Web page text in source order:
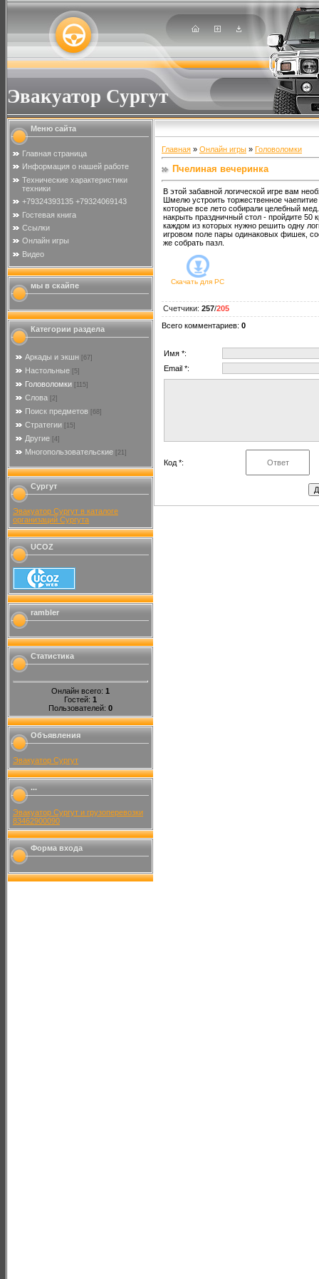
Эвакуатор Сургут
Меню сайта
Главная страница
Информация о нашей работе
Технические характеристики
техники
+79324393135 +79324069143
Гостевая книга
Ссылки
Онлайн игры
Видео
мы в скайпе
Категории раздела
Аркады и экшн [67]
Настольные [5]
Головоломки [115]
Слова [2]
Поиск предметов [68]
Стратегии [15]
Другие [4]
Многопользовательские [21]
Сургут
Эвакуатор Сургут в каталоге
организаций Сургута
UCOZ
rambler
Статистика
Онлайн всего: 1
Гостей: 1
Пользователей: 0
Объявления
Эвакуатор Сургут
...
Эвакуатор Сургут и грузоперевозки
83462900090
Форма входа
Главная » Онлайн игры » Головоломки
Пчелиная вечеринка
В этой забавной логической игре вам
Шмелю устроить торжественное
которые все лето собирали целебный
накрыть праздничный стол - пройдите 50
каждом из которых нужно решить одну
игровом поле пары одинаковых фишек,
же собрать пазл.
Скачать для PC
Счетчики: 257/205
Всего комментариев: 0
Имя *:
Email *:
Код *: